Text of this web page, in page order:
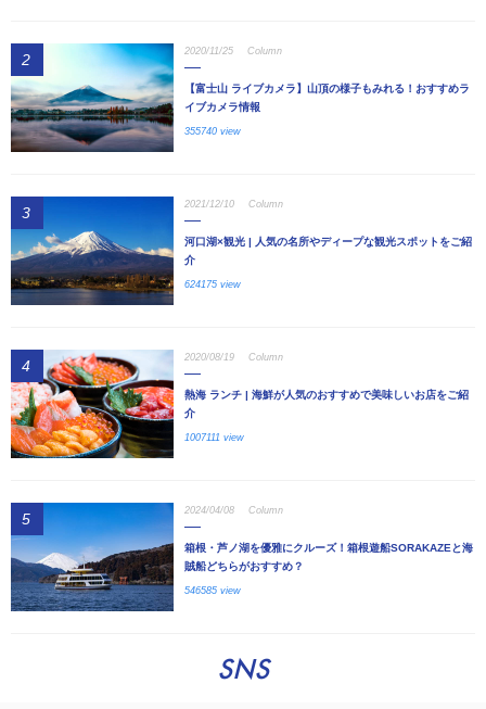
2 2020/11/25 Column
【富士山 ライブカメラ】山頂の様子もみれる！おすすめラ
イブカメラ情報
355740 view
3 2021/12/10 Column
河口湖×観光 | 人気の名所やディープな観光スポットをご紹
介
624175 view
4 2020/08/19 Column
熱海 ランチ | 海鮮が人気のおすすめで美味しいお店をご紹
介
1007111 view
5 2024/04/08 Column
箱根・芦ノ湖を優雅にクルーズ！箱根遊船SORAKAZEと海
賊船どちらがおすすめ？
546585 view
SNS